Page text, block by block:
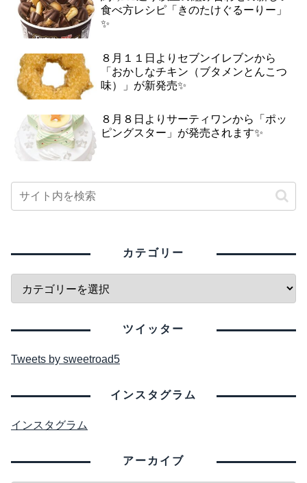
食べ方レシピ「きのたけぐるーりー」
✨
８月１１日よりセブンイレブンから
「おかしなチキン（ブタメンとんこつ
味）」が新発売✨
８月８日よりサーティワンから「ポッ
ピングスター」が発売されます✨
カテゴリー
ツイッター
Tweets by sweetroad5
インスタグラム
インスタグラム
アーカイブ